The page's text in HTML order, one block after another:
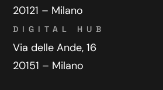
20121 – Milano
DIGITAL HUB
Via delle Ande, 16
20151 – Milano